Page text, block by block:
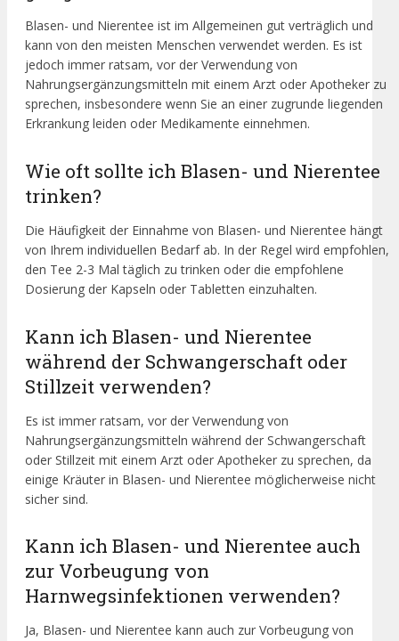
Blasen- und Nierentee ist im Allgemeinen gut verträglich und
kann von den meisten Menschen verwendet werden. Es ist
jedoch immer ratsam, vor der Verwendung von
Nahrungsergänzungsmitteln mit einem Arzt oder Apotheker zu
sprechen, insbesondere wenn Sie an einer zugrunde liegenden
Erkrankung leiden oder Medikamente einnehmen.
Wie oft sollte ich Blasen- und Nierentee
trinken?
Die Häufigkeit der Einnahme von Blasen- und Nierentee hängt
von Ihrem individuellen Bedarf ab. In der Regel wird empfohlen,
den Tee 2-3 Mal täglich zu trinken oder die empfohlene
Dosierung der Kapseln oder Tabletten einzuhalten.
Kann ich Blasen- und Nierentee
während der Schwangerschaft oder
Stillzeit verwenden?
Es ist immer ratsam, vor der Verwendung von
Nahrungsergänzungsmitteln während der Schwangerschaft
oder Stillzeit mit einem Arzt oder Apotheker zu sprechen, da
einige Kräuter in Blasen- und Nierentee möglicherweise nicht
sicher sind.
Kann ich Blasen- und Nierentee auch
zur Vorbeugung von
Harnwegsinfektionen verwenden?
Ja, Blasen- und Nierentee kann auch zur Vorbeugung von